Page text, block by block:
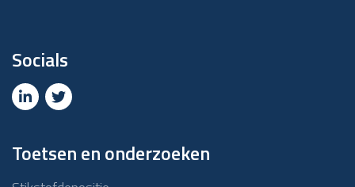
Socials
Toetsen en onderzoeken